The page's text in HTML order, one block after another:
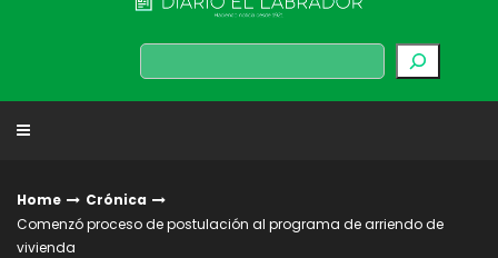
Buscar
Home
Crónica
Comenzó proceso de postulación al programa de arriendo de
vivienda